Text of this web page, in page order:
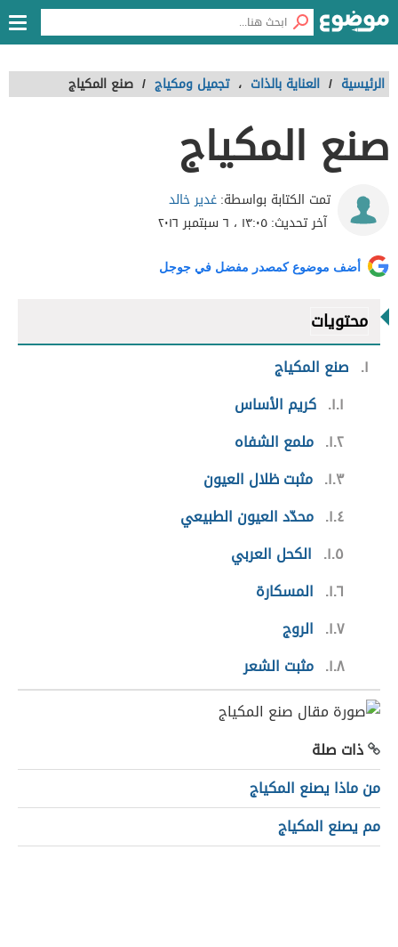
الرئيسية / العناية بالذات ، تجميل ومكياج / صنع المكياج
صنع المكياج
تمت الكتابة بواسطة:غدير خالد
آخر تحديث:١٣:٠٥ ، ٦ سبتمبر ٢٠١٦
أضف موضوع كمصدر مفضل في جوجل
محتويات
١
صنع المكياج
١.١ كريم الأساس
١.٢ ملمع الشفاه
١.٣ مثبت ظلال العيون
١.٤ محدّد العيون الطبيعي
١.٥
الكحل العربي
١.٦
المسكارة
١.٧
الروج
١.٨ مثبت الشعر
ذات صلة
من ماذا يصنع المكياج
مم يصنع المكياج